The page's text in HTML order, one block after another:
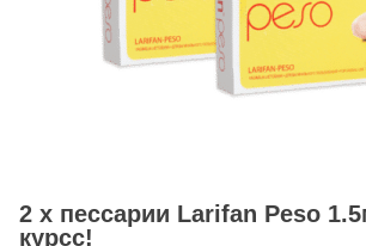
2 x пессарии Larifan Peso
курсс!